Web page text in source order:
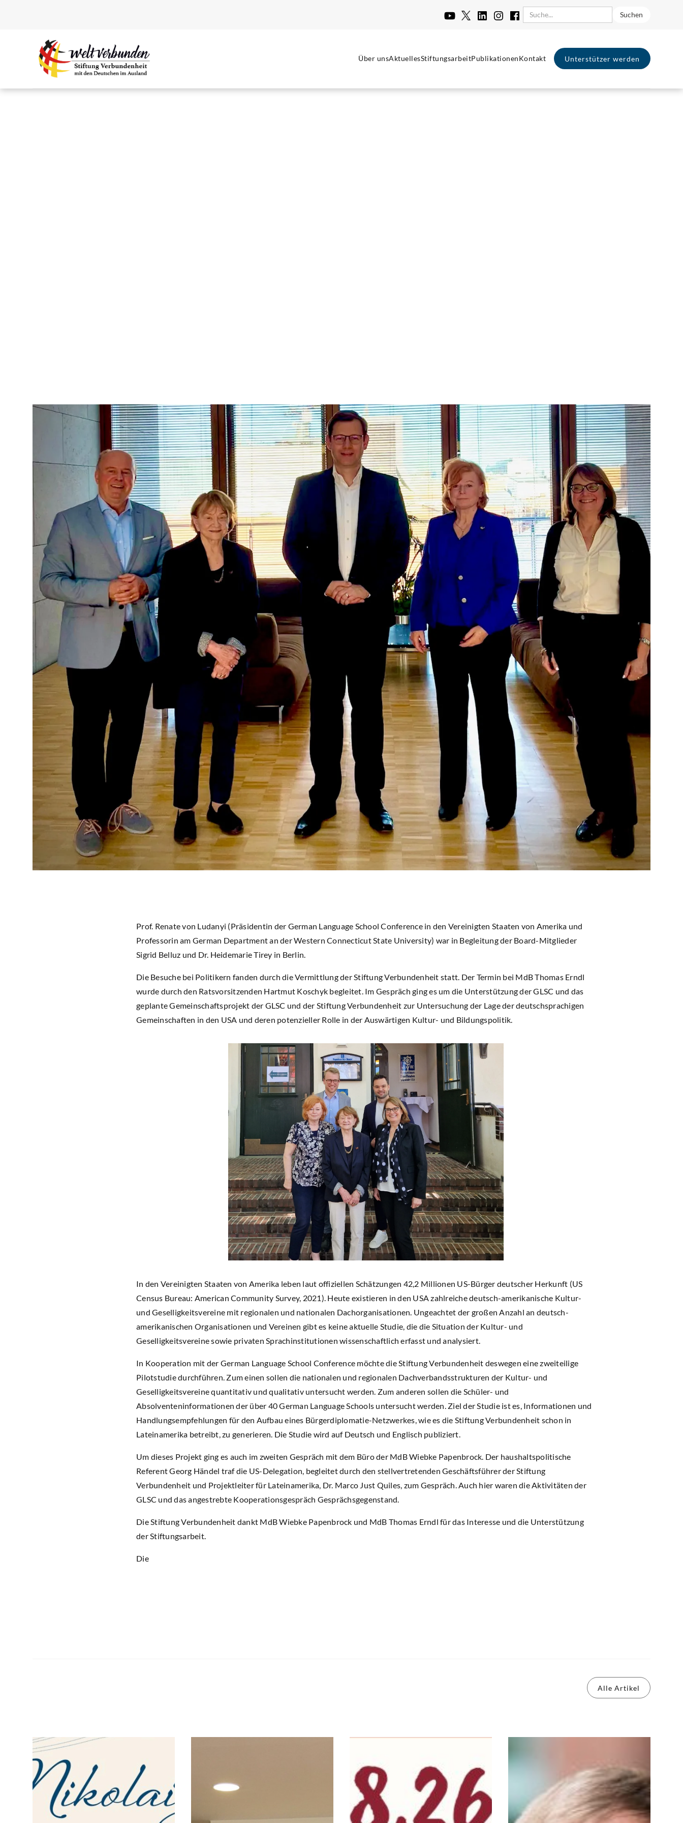
Über unsAktuellesStiftungsarbeitPublikationenKontakt Unterstützer werden
Prof. Renate von Ludanyi (Präsidentin der German Language School Conference in den Vereinigten Staaten von Amerika und
Professorin am German Department an der Western Connecticut State University) war in Begleitung der Board-Mitglieder
Sigrid Belluz und Dr. Heidemarie Tirey in Berlin.
Die Besuche bei Politikern fanden durch die Vermittlung der Stiftung Verbundenheit statt. Der Termin bei MdB Thomas Erndl
wurde durch den Ratsvorsitzenden Hartmut Koschyk begleitet. Im Gespräch ging es um die Unterstützung der GLSC und das
geplante Gemeinschaftsprojekt der GLSC und der Stiftung Verbundenheit zur Untersuchung der Lage der deutschsprachigen
Gemeinschaften in den USA und deren potenzieller Rolle in der Auswärtigen Kultur- und Bildungspolitik.
In den Vereinigten Staaten von Amerika leben laut offiziellen Schätzungen 42,2 Millionen US-Bürger deutscher Herkunft (US
Census Bureau: American Community Survey, 2021). Heute existieren in den USA zahlreiche deutsch-amerikanische Kultur-
und Geselligkeitsvereine mit regionalen und nationalen Dachorganisationen. Ungeachtet der großen Anzahl an deutsch-
amerikanischen Organisationen und Vereinen gibt es keine aktuelle Studie, die die Situation der Kultur- und
Geselligkeitsvereine sowie privaten Sprachinstitutionen wissenschaftlich erfasst und analysiert.
In Kooperation mit der German Language School Conference möchte die Stiftung Verbundenheit deswegen eine zweiteilige
Pilotstudie durchführen. Zum einen sollen die nationalen und regionalen Dachverbandsstrukturen der Kultur- und
Geselligkeitsvereine quantitativ und qualitativ untersucht werden. Zum anderen sollen die Schüler- und
Absolventeninformationen der über 40 German Language Schools untersucht werden. Ziel der Studie ist es, Informationen und
Handlungsempfehlungen für den Aufbau eines Bürgerdiplomatie-Netzwerkes, wie es die Stiftung Verbundenheit schon in
Lateinamerika betreibt, zu generieren. Die Studie wird auf Deutsch und Englisch publiziert.
Um dieses Projekt ging es auch im zweiten Gespräch mit dem Büro der MdB Wiebke Papenbrock. Der haushaltspolitische
Referent Georg Händel traf die US-Delegation, begleitet durch den stellvertretenden Geschäftsführer der Stiftung
Verbundenheit und Projektleiter für Lateinamerika, Dr. Marco Just Quiles, zum Gespräch. Auch hier waren die Aktivitäten der
GLSC und das angestrebte Kooperationsgespräch Gesprächsgegenstand.
Die Stiftung Verbundenheit dankt MdB Wiebke Papenbrock und MdB Thomas Erndl für das Interesse und die Unterstützung
der Stiftungsarbeit.
Die
Alle Artikel